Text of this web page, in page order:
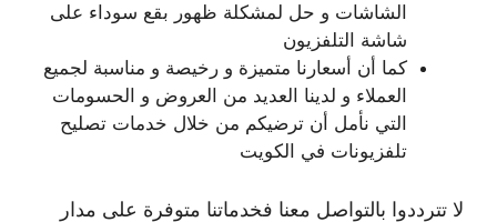
الشاشات و حل لمشكلة ظهور بقع سوداء على
شاشة التلفزيون
كما أن أسعارنا متميزة و رخيصة و مناسبة لجميع
العملاء و لدينا العديد من العروض و الحسومات
التي نأمل أن ترضيكم من خلال خدمات تصليح
تلفزيونات في الكويت
لا تترددوا بالتواصل معنا فخدماتنا متوفرة على مدار